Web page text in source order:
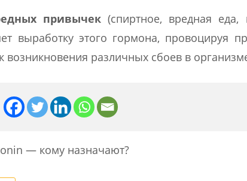
привычек(спиртное, вредная еда,
выработку этого гормона, провоцируя
различных сбоев в
— кому назначают?